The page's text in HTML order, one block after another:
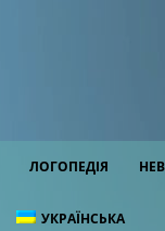
ЛОГОПЕДІЯ
УКРАЇНСЬКА